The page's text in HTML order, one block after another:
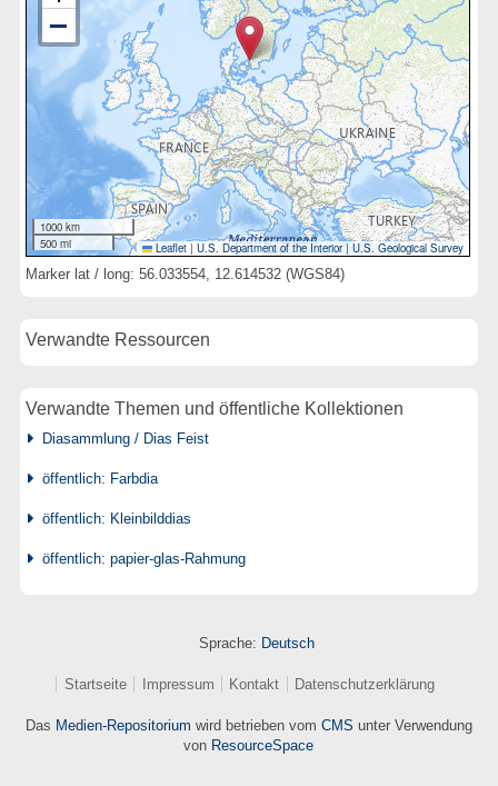
1000 km
500 mi
Leaflet | U.S. Department of the Interior|U.S. Geological Survey
Marker lat / long: 56.033554, 12.614532 (WGS84)
Verwandte Ressourcen
Verwandte Themen und öffentliche Kollektionen
Diasammlung / Dias Feist
öffentlich: Farbdia
öffentlich: Kleinbilddias
öffentlich: papier-glas-Rahmung
Sprache: Deutsch
Startseite Impressum Kontakt Datenschutzerklärung
Das Medien-Repositorium wird betrieben vom CMS unter Verwendung
von ResourceSpace